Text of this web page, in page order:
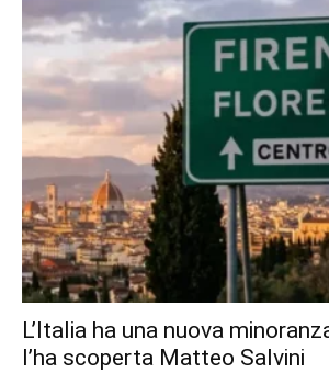
L’Italia ha una nuova
l’ha scoperta Matteo Salvini